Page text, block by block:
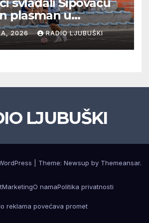
svladali Šipovaču
plasman u
Grab izborio
dalje, Klobuk ispao,
četvrtfinale
2026 RADIO LJUBUŠKI
LJUBUŠKI
Theme: Newsup by Themeansar.
MarketingO namaPolitika privatnosti
reklama povećava promet